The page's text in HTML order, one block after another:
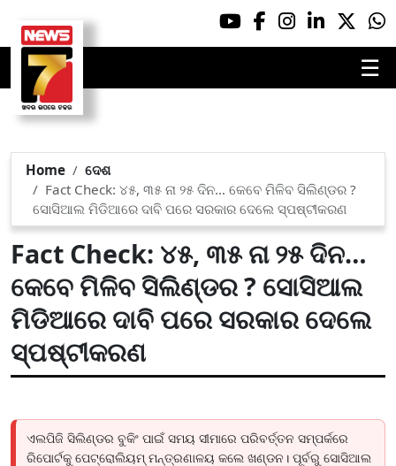
☰
Home
ଦେଶ
Fact Check: ୪୫, ୩୫ ନା ୨୫ ଦିନ… କେବେ ମିଳିବ ସିଲିଣ୍ଡର ?
ସୋସିଆଲ ମିଡିଆରେ ଦାବି ପରେ ସରକାର ଦେଲେ ସ୍ପଷ୍ଟୀକରଣ
Fact Check: ୪୫, ୩୫ ନା ୨୫ ଦିନ…
କେବେ ମିଳିବ ସିଲିଣ୍ଡର ? ସୋସିଆଲ
ମିଡିଆରେ ଦାବି ପରେ ସରକାର ଦେଲେ
ସ୍ପଷ୍ଟୀକରଣ
ଏଲପିଜି ସିଲିଣ୍ଡର ବୁକିଂ ପାଇଁ ସମୟ ସୀମାରେ ପରିବର୍ତ୍ତନ ସମ୍ପର୍କରେ
ରିପୋର୍ଟକୁ ପେଟ୍ରୋଲିୟମ୍ ମନ୍ତ୍ରଣାଳୟ କଲେ ଖଣ୍ଡନ। ପୂର୍ବରୁ ସୋସିଆଲ